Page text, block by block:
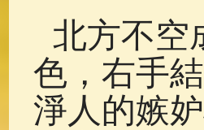
北方不空
色，右手
淨人的嫉